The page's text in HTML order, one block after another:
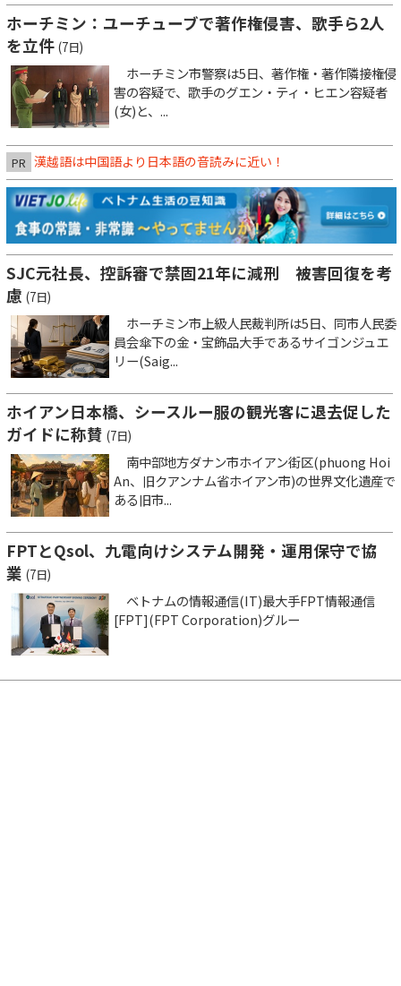
ホーチミン：ユーチューブで著作権侵害、歌手ら2人
を立件 (7日)
ホーチミン市警察は5日、著作権・著作隣接権侵
害の容疑で、歌手のグエン・ティ・ヒエン容疑者
(女)と、...
PR 漢越語は中国語より日本語の音読みに近い！
SJC元社長、控訴審で禁固21年に減刑 被害回復を考
慮 (7日)
ホーチミン市上級人民裁判所は5日、同市人民委
員会傘下の金・宝飾品大手であるサイゴンジュエ
リー(Saig...
ホイアン日本橋、シースルー服の観光客に退去促した
ガイドに称賛 (7日)
南中部地方ダナン市ホイアン街区(phuong Hoi
An、旧クアンナム省ホイアン市)の世界文化遺産で
ある旧市...
FPTとQsol、九電向けシステム開発・運用保守で協
業 (7日)
ベトナムの情報通信(IT)最大手FPT情報通信
[FPT](FPT Corporation)グルー